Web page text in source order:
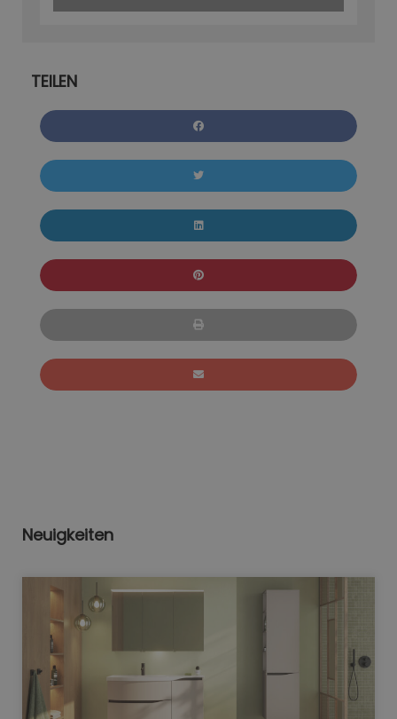
TEILEN
Neuigkeiten